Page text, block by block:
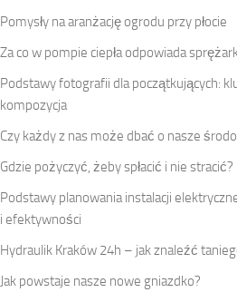
Pomysły na aranżację ogrodu przy płocie
Za co w pompie ciepła odpowiada
Podstawy fotografii dla początkujących:
kompozycja
Czy każdy z nas może dbać o nasze
Gdzie pożyczyć, żeby spłacić i nie stracić?
Podstawy planowania instalacji
i efektywności
Hydraulik Kraków 24h – jak znaleźć
Jak powstaje nasze nowe gniazdko?